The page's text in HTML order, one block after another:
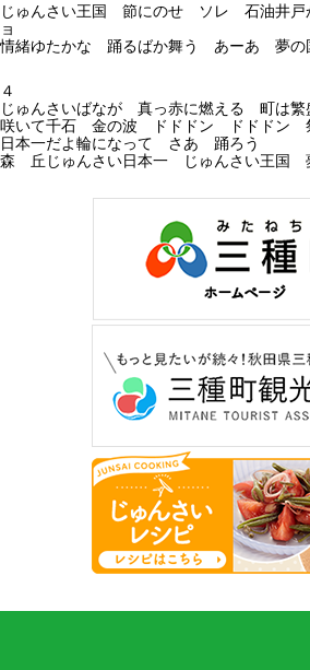
じゅんさい王国 節にのせ ソレ 石油井
ョ
情緒ゆたかな 踊るばか舞う あーあ 夢の
４
じゅんさいばなが 真っ赤に燃える 町は
咲いて千石 金の波 ドドドン ドドドン
日本一だよ輪になって さあ 踊ろう
森 丘じゅんさい日本一 じゅんさい王国